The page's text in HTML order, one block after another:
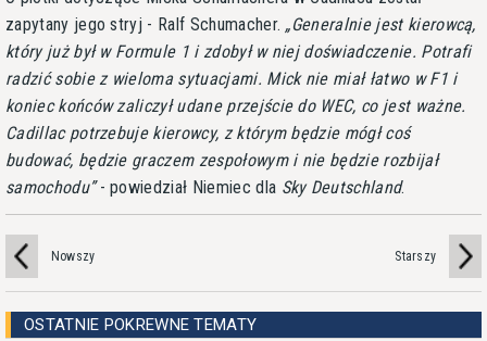
zapytany jego stryj - Ralf Schumacher.
Generalnie jest kierowcą,
który już był w Formule 1 i zdobył w niej doświadczenie. Potrafi
radzić sobie z wieloma sytuacjami. Mick nie miał łatwo w F1 i
koniec końców zaliczył udane przejście do WEC, co jest ważne.
Cadillac potrzebuje kierowcy, z którym będzie mógł coś
budować, będzie graczem zespołowym i nie będzie rozbijał
samochodu - powiedział Niemiec dla Sky Deutschland.
Nowszy Starszy
OSTATNIE POKREWNE TEMATY